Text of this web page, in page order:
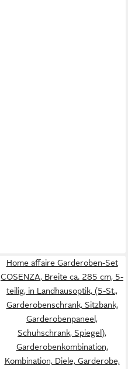
Home affaire Garderoben-Set
COSENZA, Breite ca. 285 cm, 5-
teilig, in Landhausoptik, (5-St.,
Garderobenschrank, Sitzbank,
Garderobenpaneel,
Schuhschrank, Spiegel),
Garderobenkombination,
Kombination, Diele, Garderobe,